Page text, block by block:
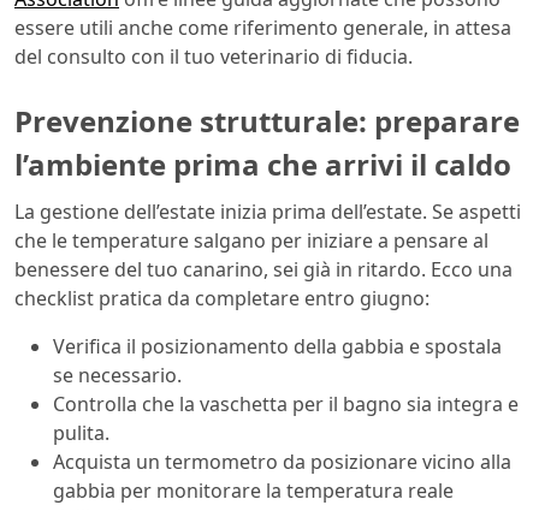
essere utili anche come riferimento generale, in attesa
del consulto con il tuo veterinario di fiducia.
Prevenzione strutturale: preparare
l’ambiente prima che arrivi il caldo
La gestione dell’estate inizia prima dell’estate. Se aspetti
che le temperature salgano per iniziare a pensare al
benessere del tuo canarino, sei già in ritardo. Ecco una
checklist pratica da completare entro giugno:
Verifica il posizionamento della gabbia e spostala
se necessario.
Controlla che la vaschetta per il bagno sia integra e
pulita.
Acquista un termometro da posizionare vicino alla
gabbia per monitorare la temperatura reale